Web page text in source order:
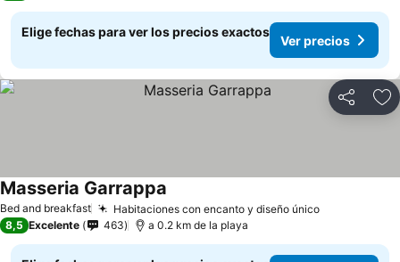
Elige fechas para ver los precios exactos
Ver precios
Compartir
Bed and breakfast Habitaciones con encanto y diseño únicoVer precios
Masseria Garrappa
8,5 Excelente 463 a 0.2 km de la playa